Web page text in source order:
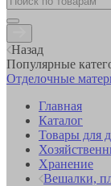
Назад
Популярные
Отделочные
Главная
Каталог
Товары для
Хранение
Вешалки,